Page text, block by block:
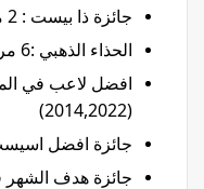
جائزة ذا بيست : 2 مرات .
الحذاء الذهبي :6 مرات
افضل لاعب في
(2014,2022)
جائزة افضل اسيست
جائزة هدف الشهر